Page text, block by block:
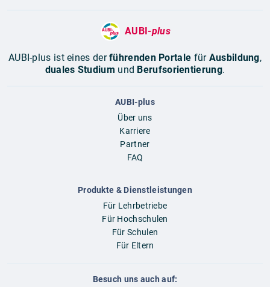
AUBI-plus
AUBI-plus ist eines derführenden Portale für Ausbildung,
duales Studium und Berufsorientierung.
AUBI-plus
Über uns
Karriere
Partner
FAQ
Produkte & Dienstleistungen
Für Lehrbetriebe
Für Hochschulen
Für Schulen
Für Eltern
Besuch uns auch auf: